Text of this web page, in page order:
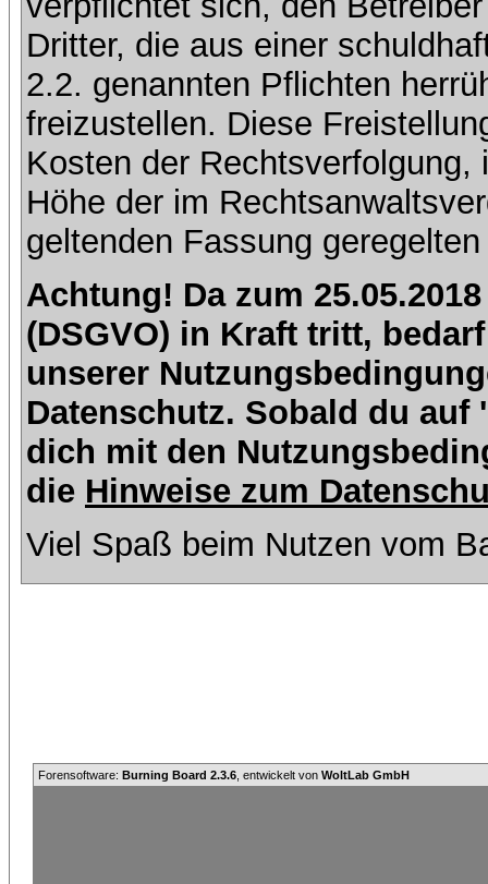
Dritter, die aus einer
2.2. genannten Pflichten
freizustellen. Diese
Kosten der
Höhe der im
geltenden Fassung
Achtung! Da zum
(DSGVO) in Kraft tritt,
unserer
Datenschutz. Sobald du
dich mit den
die Hinweise zum
Viel Spaß beim Nutzen vom
Forensoftware: Burning Board 2.3.6 , entwickelt von WoltLab GmbH